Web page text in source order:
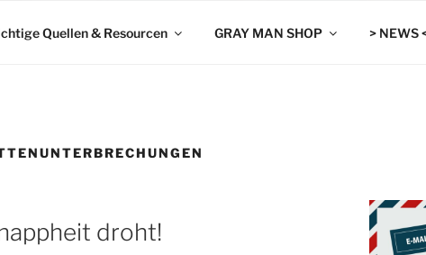
Quellen & Resourcen GRAY MAN SHOP > NEWS
droht!